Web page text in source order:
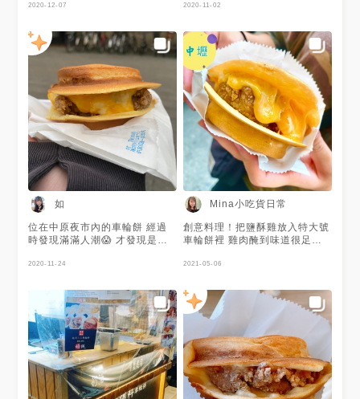
2020-12-07 2020-11-02
如
位在中原夜市內的車輪餅 經過
時發現滿滿人潮😱 才發現是車
雞配起司😋 有經過的話可以去
2020-11-24
Mina小吃貨日常
創意料理！把鹽酥雞放入特大號
車輪餅裡 雞肉醃到味道很足、
士 吃完一個挺滿足的😋😋😋 #
#mina吃桃園
2021-05-06